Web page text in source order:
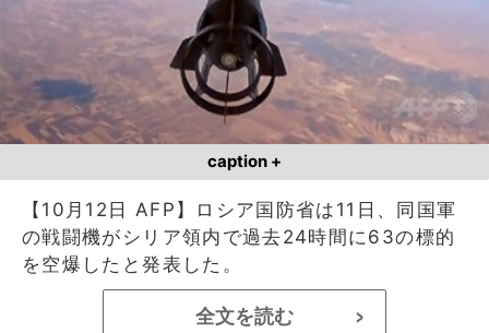
caption +
【10月12日 AFP】ロシア国防省は11日、同国軍
の戦闘機がシリア領内で過去24時間に63の標的
を空爆したと発表した。
全文を読む >